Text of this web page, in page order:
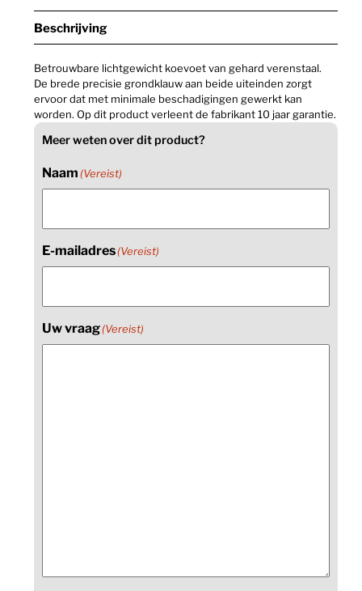
Beschrijving
Betrouwbare lichtgewicht koevoet van gehard verenstaal.
De brede precisie grondklauw aan beide uiteinden zorgt
ervoor dat met minimale beschadigingen gewerkt kan
worden. Op dit product verleent de fabrikant 10 jaar garantie.
Meer weten over dit product?
Naam (Vereist)
E-mailadres(Vereist)
Uw vraag(Vereist)